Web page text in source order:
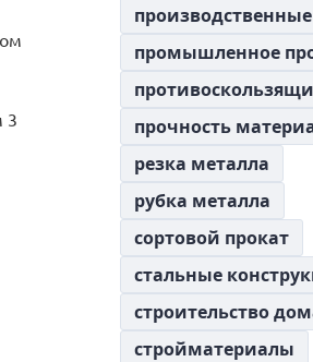
3
производственные
промышленное
прочность
резка металла
рубка металла
сортовой прокат
стальные
строительство
стройматериалы